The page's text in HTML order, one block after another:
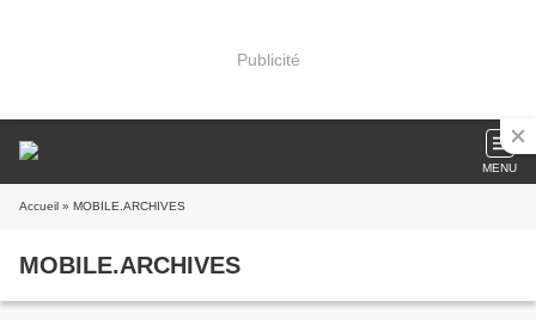
Publicité
MENU
Accueil » MOBILE.ARCHIVES
MOBILE.ARCHIVES